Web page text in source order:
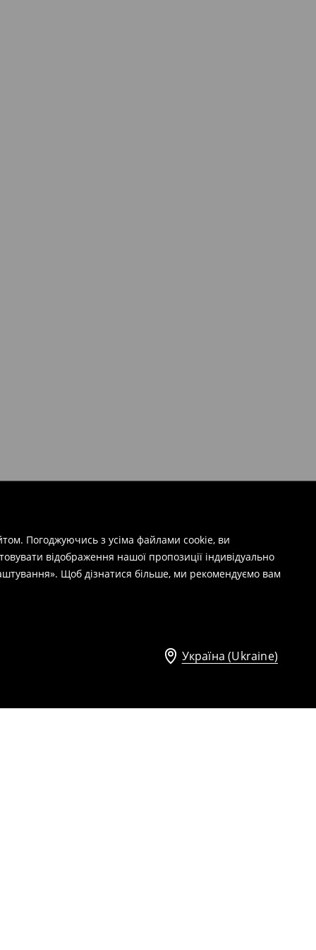
Погоджуючись з усіма файлами cookie, ви
відображення нашої пропозиції індивідуально
Щоб дізнатися більше, ми рекомендуємо вам
Україна (Ukraine)